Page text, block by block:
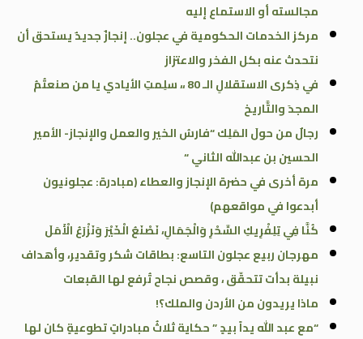
مجالسته أو الاستماع إليه
مركز الخدمات الحكومية في عجلون.. إنجازٌ جديدٌ يستحق أن
نتحدث عنه بكل الفخر والاعتزاز
في ذِكرى الاستقلالِ الـ 80 ،، سلِمتِ الأيادي يا من صنعتُمُ
المجدَ والتَّاريخ
رجالٌ من حولَ المَلِك “فارسُ الخير والعمل والإنجاز- الأمير
الحسين بن عبدالله الثاني “
مرة أخرى في حضرة الإنجاز والعطاء (مبادرة: عجلونيون
أبدعوا في مواقعهم)
كُنَّا فِي تِلِفْرِيكِ السِّحْرِ وَالْجَمَالِ، نَصْنَعُ الْخَيْرَ وَنَزْرَعُ الْأَمَلَ
مهرجان ربيع عجلون التاسع: بطاقات شكر وتقدير، وأهداف
نبيلة بدأت تتحقّق ، وقصص نجاح تُرفع لها القبعات
ماذا يريدون من الأردن والملك؟!
“مع عبد الله يداً بيدٍ ” حكاية ثلاثُ مبادراتٍ تطوعيةٍ كان لها